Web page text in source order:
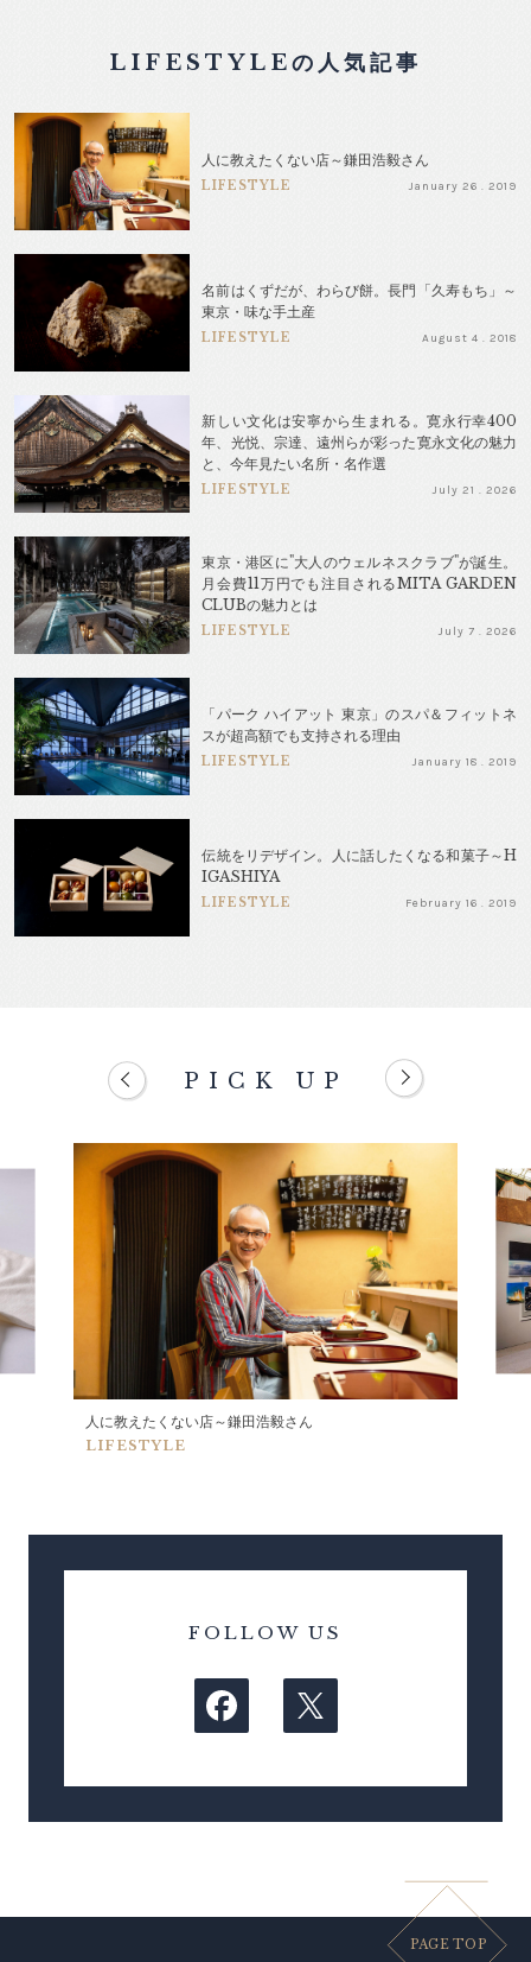
LIFESTYLEの人気記事
人に教えたくない店～鎌田浩毅さん
LIFESTYLE January 26 . 2019
名前はくずだが、わらび餅。長門「久寿もち」～
東京・味な手土産
LIFESTYLE August 4 . 2018
新しい文化は安寧から生まれる。寛永行幸400
年、光悦、宗達、遠州らが彩った寛永文化の魅力
と、今年見たい名所・名作選
LIFESTYLE July 21 . 2026
東京・港区に"大人のウェルネスクラブ"が誕生。
月会費11万円でも注目されるMITA GARDEN
CLUBの魅力とは
LIFESTYLE July 7 . 2026
「パーク ハイアット 東京」のスパ＆フィットネ
スが超高額でも支持される理由
LIFESTYLE January 18 . 2019
伝統をリデザイン。人に話したくなる和菓子～H
IGASHIYA
LIFESTYLE February 16 . 2019
PICK UP
人に教えたくない店～鎌田浩毅さん
LIFESTYLE
FOLLOW US
PAGE TOP